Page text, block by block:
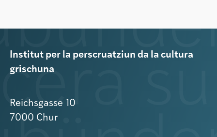
Institut per la perscruatziun da la cultura
grischuna
Reichsgasse 10
7000 Chur